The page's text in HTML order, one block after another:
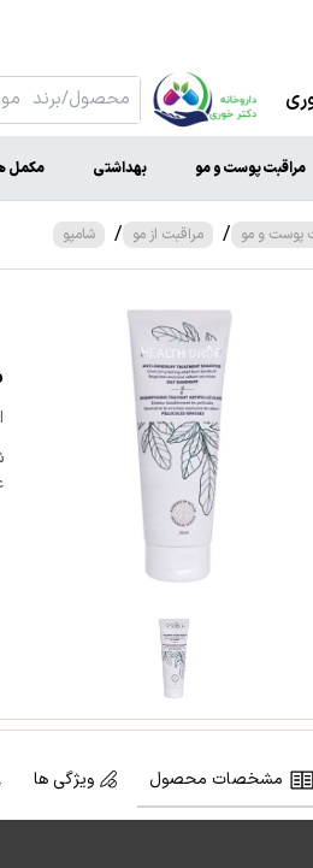
مراقبت پوست و مو بهداشتی مکمل
پوست و مو / مراقبت از مو / شامپو
مشخصات محصول ویژگی ها